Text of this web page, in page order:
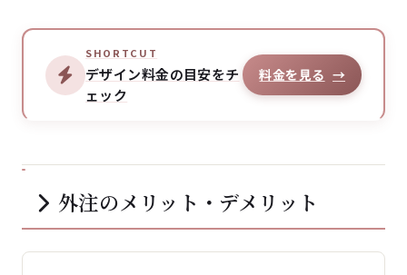
SHORTCUT
デザイン料金の目安をチ
ェック
料金を見る →
外注のメリット・デメリット